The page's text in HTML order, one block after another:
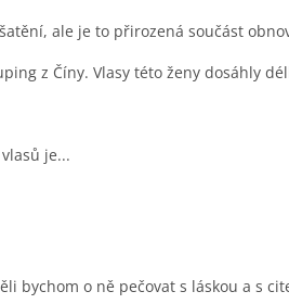
ale je to přirozená součást
z Číny. Vlasy této ženy dosáhly
je...
bychom o ně pečovat s láskou a s